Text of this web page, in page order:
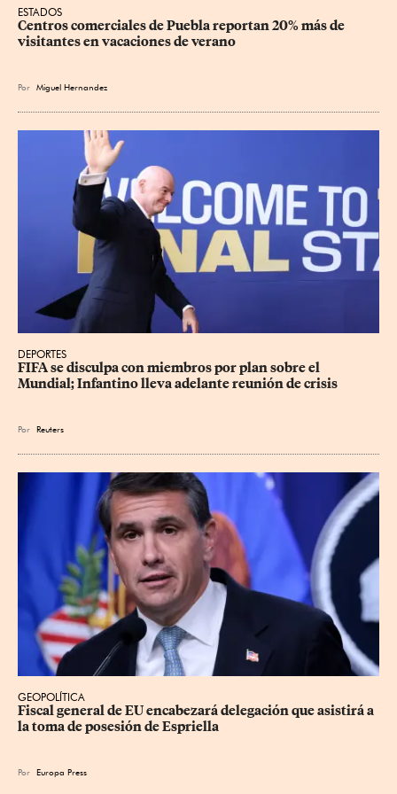
ESTADOS
Centros comerciales de Puebla reportan 20% más de
visitantes en vacaciones de verano
Por Miguel Hernandez
DEPORTES
FIFA se disculpa con miembros por plan sobre el
Mundial; Infantino lleva adelante reunión de crisis
Por Reuters
GEOPOLÍTICA
Fiscal general de EU encabezará delegación que asistirá a
la toma de posesión de Espriella
Por Europa Press